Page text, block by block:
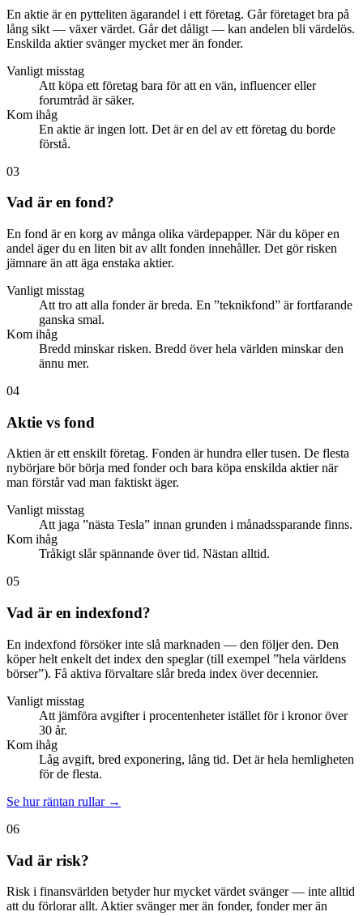
En aktie är en pytteliten ägarandel i ett företag. Går företaget bra på
lång sikt — växer värdet. Går det dåligt — kan andelen bli värdelös.
Enskilda aktier svänger mycket mer än fonder.
Vanligt misstag
Att köpa ett företag bara för att en vän, influencer eller
forumtråd är säker.
Kom ihåg
En aktie är ingen lott. Det är en del av ett företag du borde
förstå.
03
Vad är en fond?
En fond är en korg av många olika värdepapper. När du köper en
andel äger du en liten bit av allt fonden innehåller. Det gör risken
jämnare än att äga enstaka aktier.
Vanligt misstag
Att tro att alla fonder är breda. En ”teknikfond” är fortfarande
ganska smal.
Kom ihåg
Bredd minskar risken. Bredd över hela världen minskar den
ännu mer.
04
Aktie vs fond
Aktien är ett enskilt företag. Fonden är hundra eller tusen. De flesta
nybörjare bör börja med fonder och bara köpa enskilda aktier när
man förstår vad man faktiskt äger.
Vanligt misstag
Att jaga ”nästa Tesla” innan grunden i månadssparande finns.
Kom ihåg
Tråkigt slår spännande över tid. Nästan alltid.
05
Vad är en indexfond?
En indexfond försöker inte slå marknaden — den följer den. Den
köper helt enkelt det index den speglar (till exempel ”hela världens
börser”). Få aktiva förvaltare slår breda index över decennier.
Vanligt misstag
Att jämföra avgifter i procentenheter istället för i kronor över
30 år.
Kom ihåg
Låg avgift, bred exponering, lång tid. Det är hela hemligheten
för de flesta.
Se hur räntan rullar→
06
Vad är risk?
Risk i finansvärlden betyder hur mycket värdet svänger — inte alltid
att du förlorar allt. Aktier svänger mer än fonder, fonder mer än